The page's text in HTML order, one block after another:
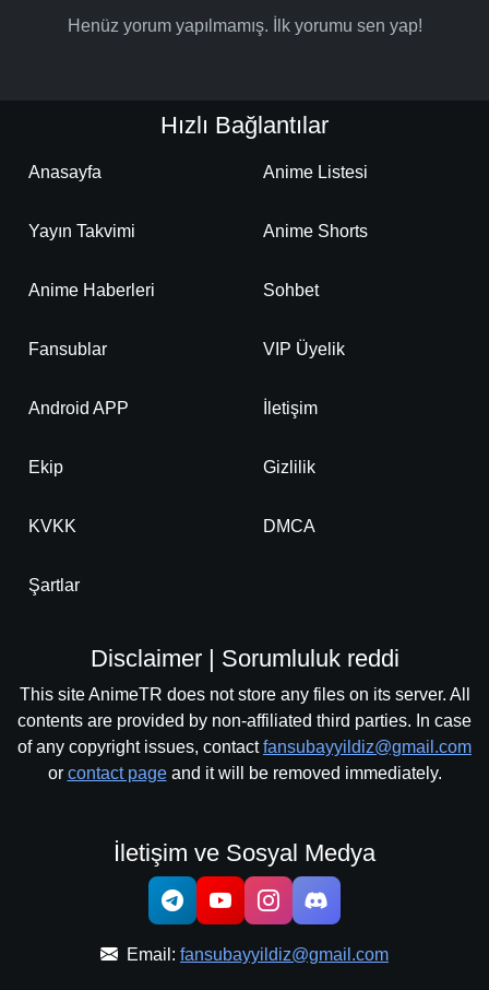
Henüz yorum yapılmamış. İlk yorumu sen yap!
Hızlı Bağlantılar
Anasayfa Anime Listesi
Yayın Takvimi Anime Shorts
Anime Haberleri Sohbet
Fansublar VIP Üyelik
Android APP İletişim
Ekip Gizlilik
KVKK DMCA
Şartlar
Disclaimer | Sorumluluk reddi
This site AnimeTR does not store any files on its server. All
contents are provided by non-affiliated third parties. In case
of any copyright issues, contactfansubayyildiz@gmail.com
or contact pageand it will be removed immediately.
İletişim ve Sosyal Medya
Email: fansubayyildiz@gmail.com